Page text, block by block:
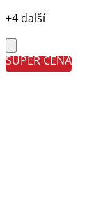
+4 další
SUPER CENA